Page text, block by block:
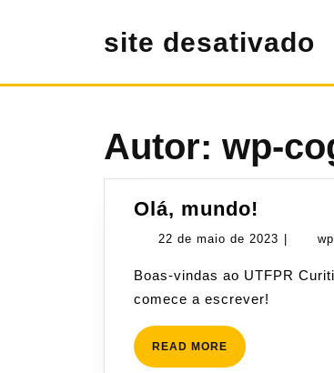
site desativado
Autor: wp-
Olá, mundo!
mundo!
22 de maio de 2023 22
maio
Boas-vindas ao UTFPR Curitiba. Esse é o seu primeiro post. Edite-o ou exclua-o, e então
comece a escrever!
READ MORE READ
MORE